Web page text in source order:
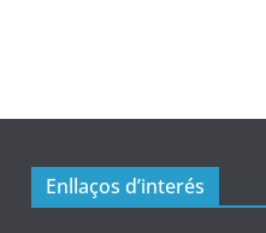
Enllaços d’interés